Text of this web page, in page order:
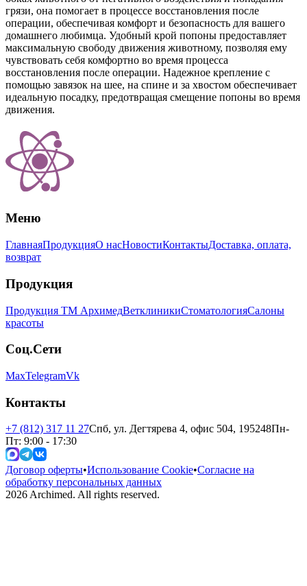
грязи, она помогает в процессе восстановления после
операции, обеспечивая комфорт и безопасность для вашего
домашнего любимца. Удобный крой попоны предоставляет
максимальную свободу движения животному, позволяя ему
чувствовать себя комфортно во время процесса
восстановления после операции. Надежное крепление с
помощью завязок на шее, на спине и за хвостом обеспечивает
идеальную посадку, предотвращая смещение попоны во время
движения.
Меню
ГлавнаяПродукцияО насНовостиКонтактыДоставка, оплата,
возврат
Продукция
Продукция ТМ АрхимедВетклиникиСтоматологияСалоны
красоты
Соц.Сети
MaxTelegramVk
Контакты
+7 (812) 317 11 27Спб, ул. Дегтярева 4, офис 504, 195248Пн-
Пт: 9:00 - 17:30
Договор оферты•Использование Cookie•Согласие на
обработку персональных данных
2026Archimed. All rights reserved.